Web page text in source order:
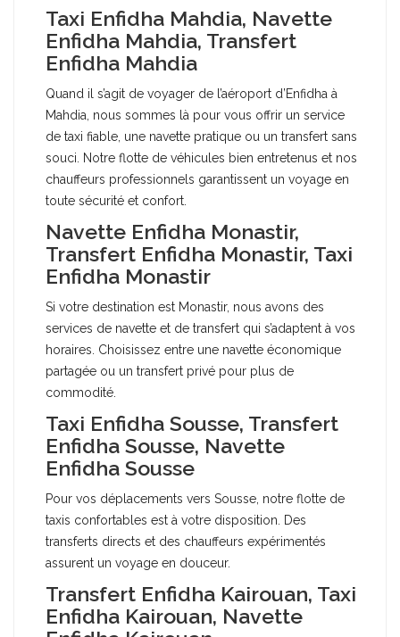
Taxi Enfidha Mahdia, Navette
Enfidha Mahdia, Transfert
Enfidha Mahdia
Quand il s’agit de voyager de l’aéroport d’Enfidha à
Mahdia, nous sommes là pour vous offrir un service
de taxi fiable, une navette pratique ou un transfert sans
souci. Notre flotte de véhicules bien entretenus et nos
chauffeurs professionnels garantissent un voyage en
toute sécurité et confort.
Navette Enfidha Monastir,
Transfert Enfidha Monastir, Taxi
Enfidha Monastir
Si votre destination est Monastir, nous avons des
services de navette et de transfert qui s’adaptent à vos
horaires. Choisissez entre une navette économique
partagée ou un transfert privé pour plus de
commodité.
Taxi Enfidha Sousse, Transfert
Enfidha Sousse, Navette
Enfidha Sousse
Pour vos déplacements vers Sousse, notre flotte de
taxis confortables est à votre disposition. Des
transferts directs et des chauffeurs expérimentés
assurent un voyage en douceur.
Transfert Enfidha Kairouan, Taxi
Enfidha Kairouan, Navette